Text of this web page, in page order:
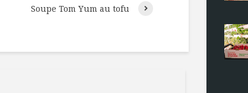
Soupe Tom Yum au tofu
des Fêtes
« buzz » !